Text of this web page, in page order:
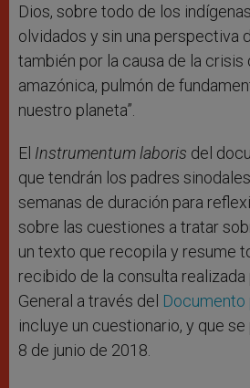
Dios, sobre todo de los
olvidados y sin una perspectiva
también por la causa de la crisis
amazónica, pulmón de
nuestro planeta”.
El Instrumentum laboris del
que tendrán los padres
semanas de duración para
sobre las cuestiones a tratar
un texto que recopila y resume
recibido de la consulta
General a través del
incluye un cuestionario, y que
8 de junio de 2018.